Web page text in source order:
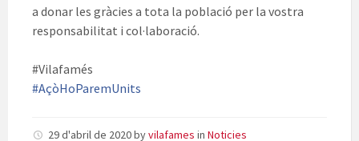
a donar les gràcies a tota la població per la vostra
responsabilitat i col·laboració.
#Vilafamés
#AçòHoParemUnits
29 d'abril de 2020byvilafames in Noticies